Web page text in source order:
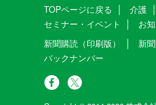
TOPページに戻る 介護
セミナー・イベント
お
新聞購読（印刷版）
新
バックナンバー